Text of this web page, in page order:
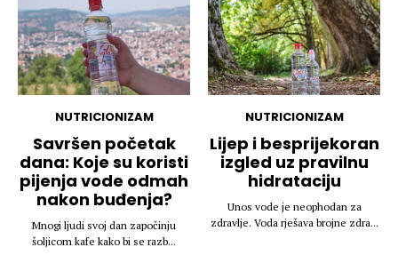
NUTRICIONIZAM
Savršen početak
dana: Koje su koristi
pijenja vode odmah
nakon buđenja?
Mnogi ljudi svoj dan započinju
šoljicom kafe kako bi se razb...
NUTRICIONIZAM
Lijep i besprijekoran
izgled uz pravilnu
hidrataciju
Unos vode je neophodan za
zdravlje. Voda rješava brojne zdra...